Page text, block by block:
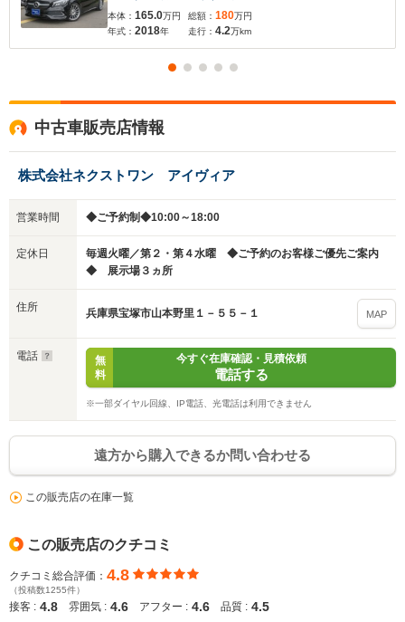
本体： 165.0万円
年式： 2018年
総額： 180万円
走行： 4.2万km
中古車販売店情報
株式会社ネクストワン アイヴィア
営業時間 ◆ご予約制◆10:00～18:00
定休日
毎週火曜／第２・第４水曜 ◆ご予約のお客様ご優先ご案内
◆ 展示場３ヵ所
住所 兵庫県宝塚市山本野里１－５５－１ MAP
電話
無
料
今すぐ在庫確認・見積依頼
電話する
※一部ダイヤル回線、IP電話、光電話は利用できません
遠方から購入できるか問い合わせる
この販売店の在庫一覧
この販売店のクチコミ
クチコミ総合評価： 4.8
（投稿数1255件）
接客 : 4.8 雰囲気 : 4.6 アフター : 4.6 品質 : 4.5
入力途中の情報を保存しますか？
※次回問い合わせをする際に自動入力されます
いいえ はい